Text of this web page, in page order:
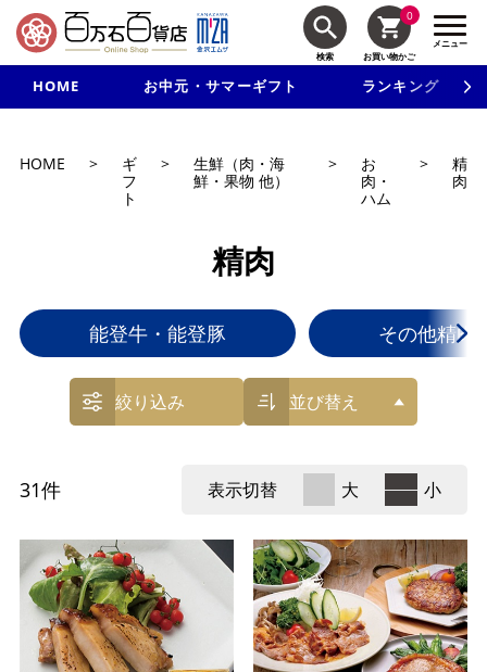
検索
0
お買い物かご
メニュー
HOME お中元・サマーギフト ランキング
新規入会で3千円以上で使える500円クーポンを進呈！
HOME >
ギ
フ
ト
>
生鮮（肉・海
鮮・果物 他）
>
お
肉・
ハム
>
精
肉
精肉
能登牛・能登豚 その他精肉
絞り込み 並び替え
31件 表示切替 大 小